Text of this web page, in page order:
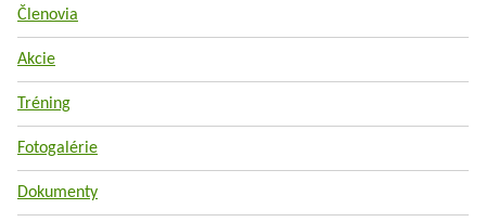
Členovia
Akcie
Tréning
Fotogalérie
Dokumenty